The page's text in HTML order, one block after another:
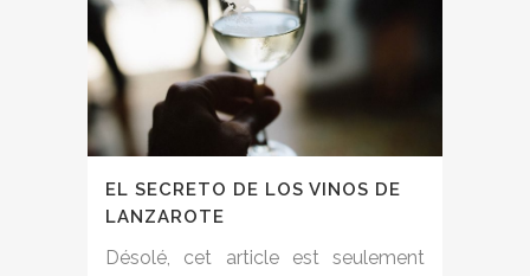
EL SECRETO DE LOS VINOS DE
LANZAROTE
Désolé, cet article est seulement